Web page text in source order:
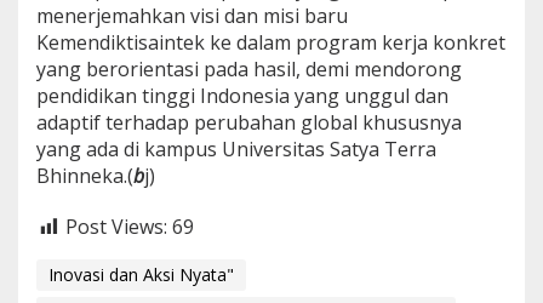
menerjemahkan visi dan misi baru
Kemendiktisaintek ke dalam program kerja konkret
yang berorientasi pada hasil, demi mendorong
pendidikan tinggi Indonesia yang unggul dan
adaptif terhadap perubahan global khususnya
yang ada di kampus Universitas Satya Terra
Bhinneka.(bj)
Post Views: 69
Inovasi dan Aksi Nyata"